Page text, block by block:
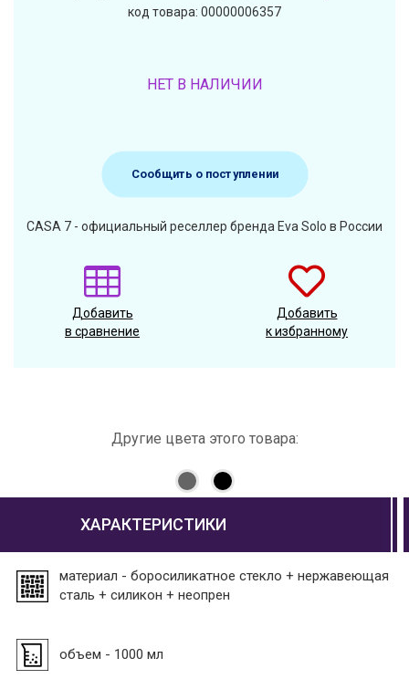
код товара: 00000006357
НЕТ В НАЛИЧИИ
Сообщить о поступлении
CASA 7 - официальный реселлер бренда Eva Solo в России
Добавить
в сравнение
Добавить
к избранному
Другие цвета этого товара:
ХАРАКТЕРИСТИКИ
материал - боросиликатное стекло + нержавеющая
сталь + силикон + неопрен
объем - 1000 мл